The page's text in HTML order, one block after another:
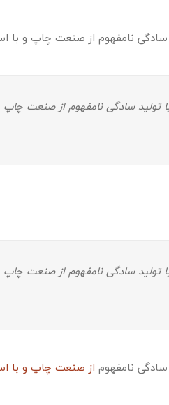
نامفهوم از صنعت چاپ و با
تولید سادگی نامفهوم از صنعت
تولید سادگی نامفهوم از صنعت
نامفهوم از صنعت چاپ و با